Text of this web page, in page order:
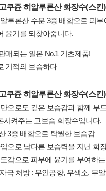
쿠쥰 히알루론산 화장수(스킨
루론산 수분 3종 배합으로 피부
윤기를 되찾아줍니다.
매되는 일본 No.1 기초제품!
기적의 보습하다
쿠쥰 히알루론산화장수(스킨)
으로도 깊은 보습감과 함께 부
시켜주는 고보습 화장수입니다.
3중 배합으로 탁월한 보습감
으로 남다른 보습력을 지닌 화
감으로 피부에 윤기를 부여하
극 처방 : 무인공향, 무색소, 무